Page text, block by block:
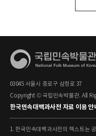
03045 서울시 종로구 삼청로 37
Copyright © 국립민속박물관. All
한국민속대백과사전 자료 이용 안
1. 한국민속대백과사전의 텍스트는